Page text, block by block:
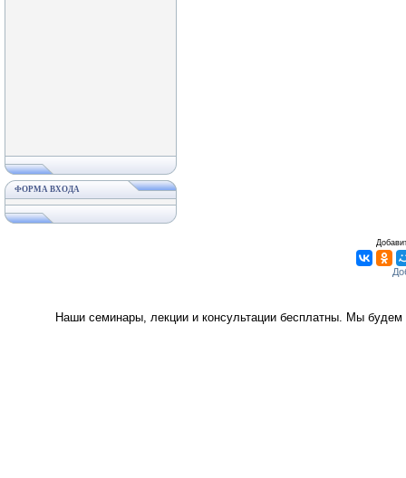
ФОРМА ВХОДА
Наши семинары, лекции и консультации бесплатны. Мы